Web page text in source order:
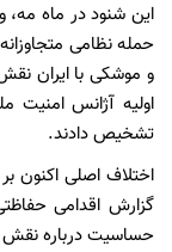
این شنود در ماه
حمله نظامی
و موشکی با ایران
اولیه آژانس امنیت
تشخیص دادند.
اختلاف اصلی اکنون
گزارش اقدامی
حساسیت درباره نقش